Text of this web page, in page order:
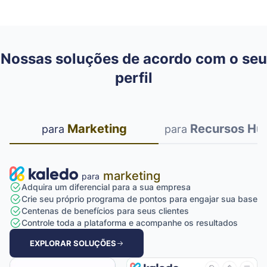
Nossas soluções de acordo com o seu
perfil
para Marketing para Recursos
para marketing
Adquira um diferencial para a sua empresa
Crie seu próprio programa de pontos para engajar sua base
Centenas de benefícios para seus clientes
Controle toda a plataforma e acompanhe os resultados
EXPLORAR SOLUÇÕES